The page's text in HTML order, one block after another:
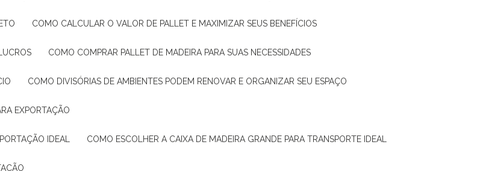
COMO CALCULAR O VALOR DE PALLET E MAXIMIZAR SEUS BENEFÍCIOS
COMO COMPRAR PALLET DE MADEIRA PARA SUAS NECESSIDADES
COMO DIVISÓRIAS DE AMBIENTES PODEM RENOVAR E ORGANIZAR SEU ESPAÇO
EXPORTAÇÃO
IDEAL COMO ESCOLHER A CAIXA DE MADEIRA GRANDE PARA TRANSPORTE IDEAL